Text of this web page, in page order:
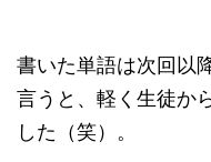
書いた単語は次回以
言うと、軽く生徒か
した（笑）。